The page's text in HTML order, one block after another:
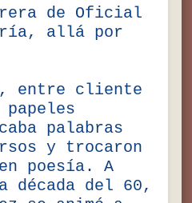
de Oficial
allá por
entre cliente
palabras
y trocaron
en poesía. A
década del 60,